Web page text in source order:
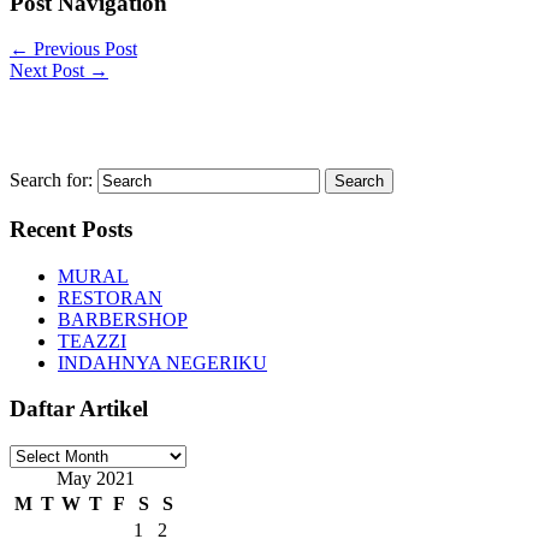
← Previous Post
Next Post →
Search for:
Recent Posts
MURAL
RESTORAN
BARBERSHOP
TEAZZI
INDAHNYA NEGERIKU
Daftar Artikel
Daftar
ArtikelMay 2021
M T W T F S
S
1
2